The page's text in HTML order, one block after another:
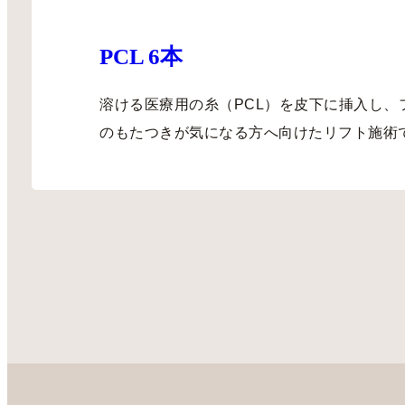
PCL 6本
溶ける医療用の糸（PCL）を皮下に挿入し、
のもたつきが気になる方へ向けたリフト施